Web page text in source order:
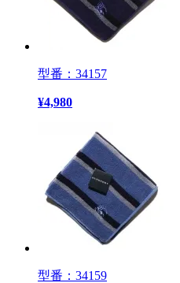
型番：34157
¥4,980
型番：34159